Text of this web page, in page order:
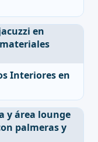
Interiores en